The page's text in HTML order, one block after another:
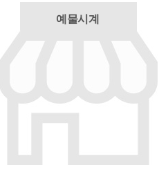
예물시계